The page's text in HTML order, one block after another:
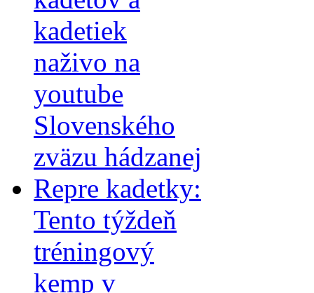
kadetiek
naživo na
youtube
Slovenského
zväzu hádzanej
Repre kadetky:
Tento týždeň
tréningový
kemp v